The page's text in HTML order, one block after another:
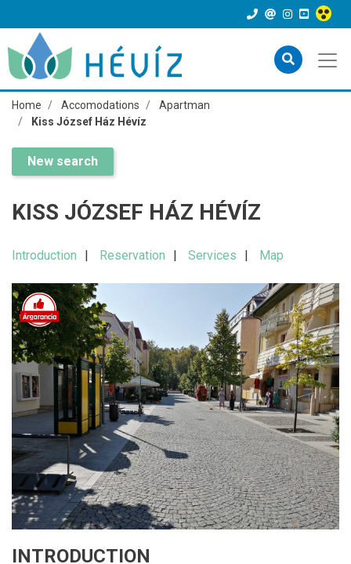
Home Accomodations
Apartman
Kiss József Ház Hévíz
New search
KISS JÓZSEF HÁZ HÉVÍZ
Introduction Reservation Services Map
INTRODUCTION